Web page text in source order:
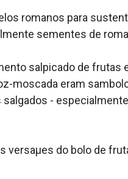
romanos para
sementes de
salpicado de frutas
moscada eram
- especialmente
versaµes do bolo de